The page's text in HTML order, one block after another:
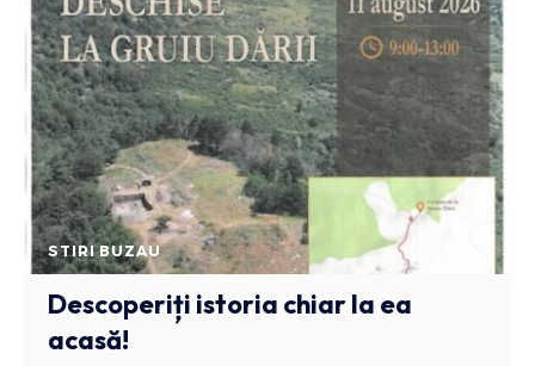
STIRI BUZAU
Descoperiți istoria chiar la ea
acasă!